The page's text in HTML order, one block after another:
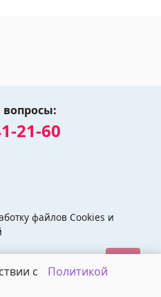
21-60
файлов Cookies и
divsad.by © 2026
с
Политикой